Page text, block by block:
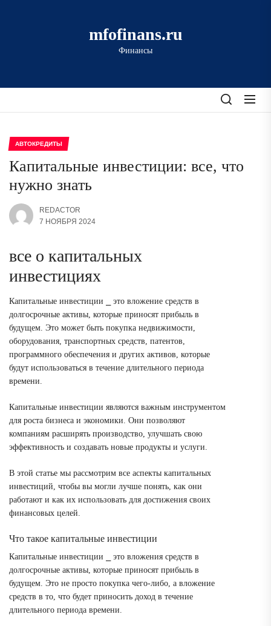
mfofinans.ru
Финансы
АВТОКРЕДИТЫ
Капитальные инвестиции: все, что
нужно знать
REDACTOR
7 НОЯБРЯ 2024
все о капитальных
инвестициях
Капитальные инвестиции ⎯ это вложение средств в
долгосрочные активы, которые приносят прибыль в
будущем. Это может быть покупка недвижимости,
оборудования, транспортных средств, патентов,
программного обеспечения и других активов, которые
будут использоваться в течение длительного периода
времени.
Капитальные инвестиции являются важным инструментом
для роста бизнеса и экономики. Они позволяют
компаниям расширять производство, улучшать свою
эффективность и создавать новые продукты и услуги.
В этой статье мы рассмотрим все аспекты капитальных
инвестиций, чтобы вы могли лучше понять, как они
работают и как их использовать для достижения своих
финансовых целей.
Что такое капитальные инвестиции
Капитальные инвестиции ⎯ это вложения средств в
долгосрочные активы, которые приносят прибыль в
будущем. Это не просто покупка чего-либо, а вложение
средств в то, что будет приносить доход в течение
длительного периода времени.